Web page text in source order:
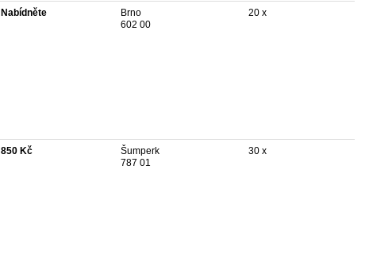
Nabídněte
Brno
602 00
20 x
850 Kč
Šumperk
787 01
30 x